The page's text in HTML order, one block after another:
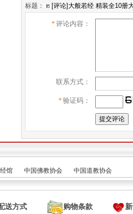
标题：
*评论内容：
联系方式：
*验证码：
馆 中国佛教协会 中国道教协会
送方式 购物条款